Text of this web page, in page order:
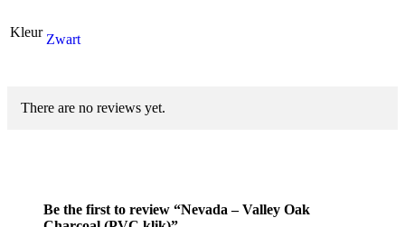
Kleur Zwart
There are no reviews yet.
Be the first to review “Nevada – Valley Oak